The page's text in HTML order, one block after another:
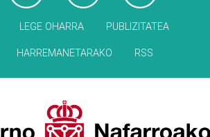
LEGE OHARRA PUBLIZITATEA
HARREMANETARAKO RSS